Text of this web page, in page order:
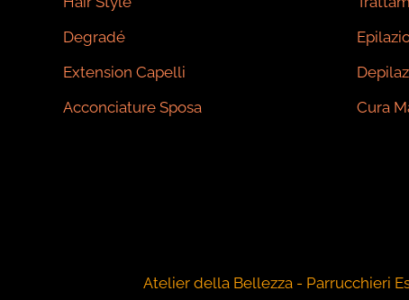
Degradé
Extension Capelli
Acconciature Sposa
Cura
Atelier della Bellezza - Parrucchieri